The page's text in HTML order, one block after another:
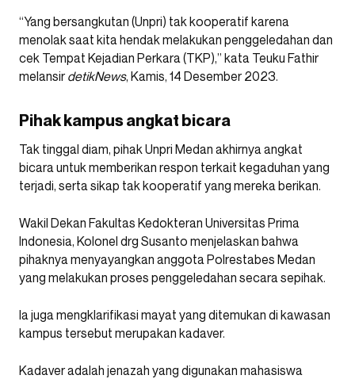
“Yang bersangkutan (Unpri) tak kooperatif karena
menolak saat kita hendak melakukan penggeledahan dan
cek Tempat Kejadian Perkara (TKP),” kata Teuku Fathir
melansir detikNews, Kamis, 14 Desember 2023.
Pihak kampus angkat bicara
Tak tinggal diam, pihak Unpri Medan akhirnya angkat
bicara untuk memberikan respon terkait kegaduhan yang
terjadi, serta sikap tak kooperatif yang mereka berikan.
Wakil Dekan Fakultas Kedokteran Universitas Prima
Indonesia, Kolonel drg Susanto menjelaskan bahwa
pihaknya menyayangkan anggota Polrestabes Medan
yang melakukan proses penggeledahan secara sepihak.
Ia juga mengklarifikasi mayat yang ditemukan di kawasan
kampus tersebut merupakan kadaver.
Kadaver adalah jenazah yang digunakan mahasiswa